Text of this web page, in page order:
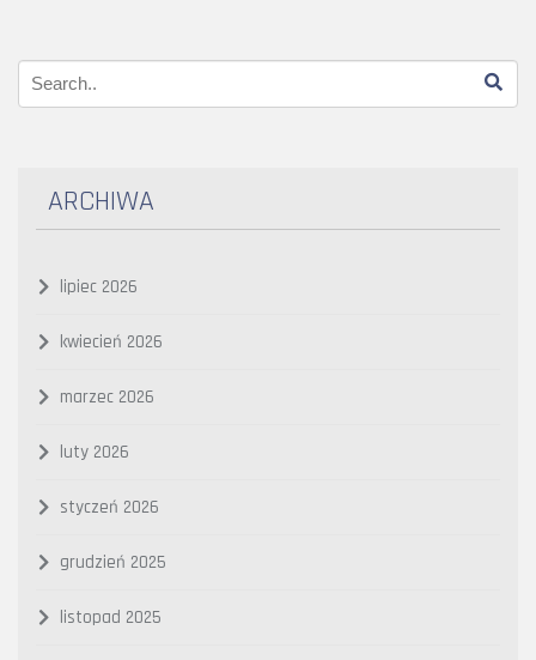
ARCHIWA
lipiec 2026
kwiecień 2026
marzec 2026
luty 2026
styczeń 2026
grudzień 2025
listopad 2025